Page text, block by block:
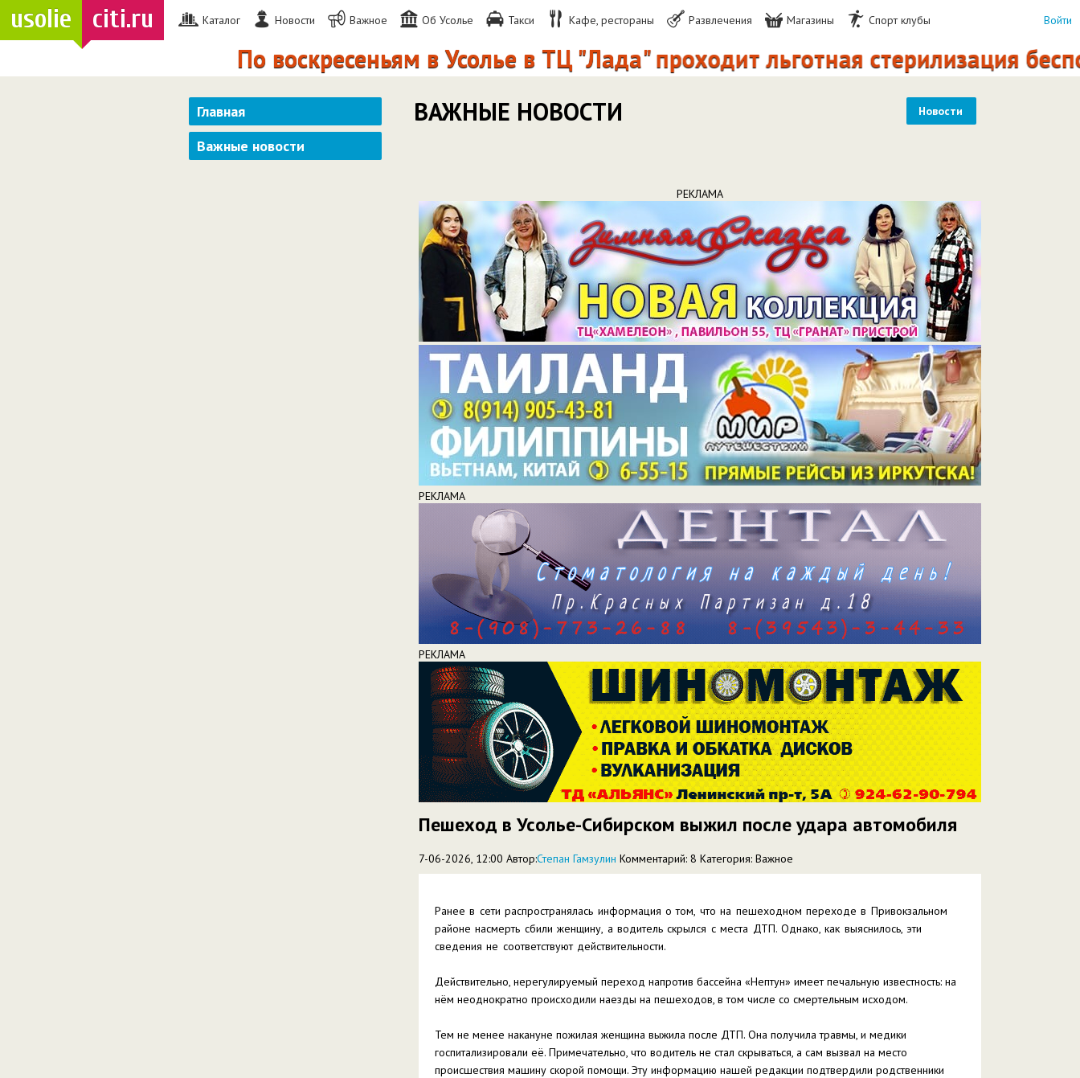
usolie citi.ru Каталог Новости Важное Об Усолье Такси Кафе, рестораны Развлечения Магазины Спорт клубы
По воскресеньям в Усолье в ТЦ "Лада" проходит льготная стерилизация
Войти
Главная
Важные новости
ВАЖНЫЕ НОВОСТИ Новости
РЕКЛАМА
РЕКЛАМА
РЕКЛАМА
Пешеход в Усолье-Сибирском выжил после удара автомобиля
7-06-2026, 12:00 Автор:Степан Гамзулин Комментарий: 8 Категория: Важное
Ранее в сети распространялась информация о том, что на пешеходном переходе в Привокзальном
районе насмерть сбили женщину, а водитель скрылся с места ДТП. Однако, как выяснилось, эти
сведения не соответствуют действительности.
Действительно, нерегулируемый переход напротив бассейна «Нептун» имеет печальную известность: на
нём неоднократно происходили наезды на пешеходов, в том числе со смертельным исходом.
Тем не менее накануне пожилая женщина выжила после ДТП. Она получила травмы, и медики
госпитализировали её. Примечательно, что водитель не стал скрываться, а сам вызвал на место
происшествия машину скорой помощи. Эту информацию нашей редакции подтвердили родственники